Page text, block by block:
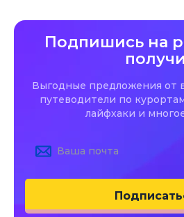
Подпишись на
получи
Выгодные предложения от
путеводители по
лайфхаки и